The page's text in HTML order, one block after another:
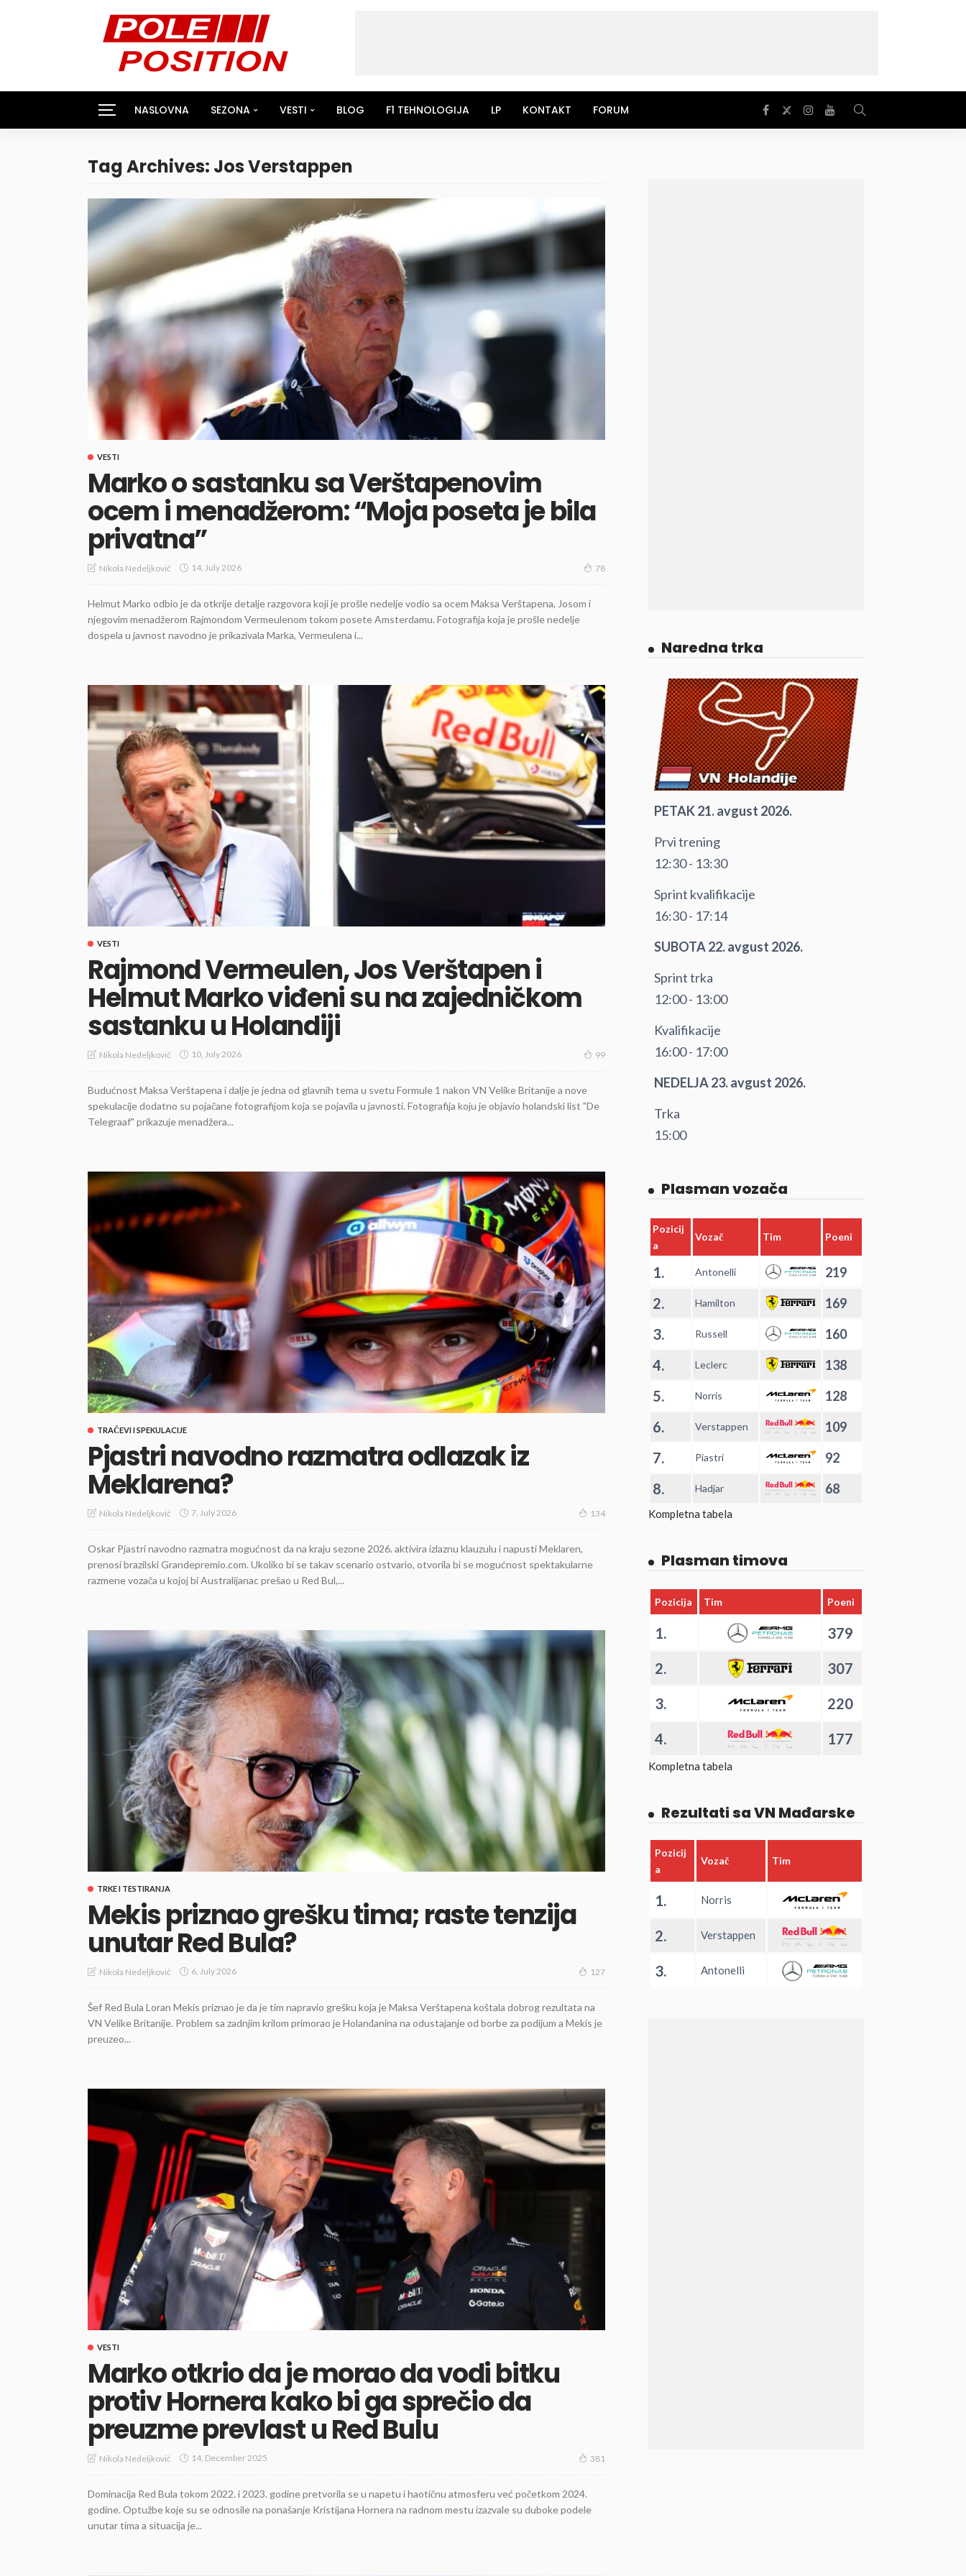
NASLOVNA SEZONA VESTI BLOG F1 TEHNOLOGIJA LP KONTAKT FORUM
Tag Archives: Jos Verstappen
VESTI
Marko o sastanku sa Verštapenovim
ocem i menadžerom: “Moja poseta je bila
privatna”
Nikola Nedeljković 14, July 2026 78
Helmut Marko odbio je da otkrije detalje razgovora koji je prošle nedelje vodio sa ocem Maksa Verštapena, Josom i
njegovim menadžerom Rajmondom Vermeulenom tokom posete Amsterdamu. Fotografija koja je prošle nedelje
dospela u javnost navodno je prikazivala Marka, Vermeulena i...
VESTI
Rajmond Vermeulen, Jos Verštapen i
Helmut Marko viđeni su na zajedničkom
sastanku u Holandiji
Nikola Nedeljković 10, July 2026 99
Budućnost Maksa Verštapena i dalje je jedna od glavnih tema u svetu Formule 1 nakon VN Velike Britanije a nove
spekulacije dodatno su pojačane fotografijom koja se pojavila u javnosti. Fotografija koju je objavio holandski list "De
Telegraaf" prikazuje menadžera...
TRAČEVI I SPEKULACIJE
Pjastri navodno razmatra odlazak iz
Meklarena?
Nikola Nedeljković 7, July 2026 134
Oskar Pjastri navodno razmatra mogućnost da na kraju sezone 2026. aktivira izlaznu klauzulu i napusti Meklaren,
prenosi brazilski Grandepremio.com. Ukoliko bi se takav scenario ostvario, otvorila bi se mogućnost spektakularne
razmene vozača u kojoj bi Australijanac prešao u Red Bul,...
TRKE I TESTIRANJA
Mekis priznao grešku tima; raste tenzija
unutar Red Bula?
Nikola Nedeljković 6, July 2026 127
Šef Red Bula Loran Mekis priznao je da je tim napravio grešku koja je Maksa Verštapena koštala dobrog rezultata na
VN Velike Britanije. Problem sa zadnjim krilom primorao je Holanđanina na odustajanje od borbe za podijum a Mekis je
preuzeo...
VESTI
Marko otkrio da je morao da vodi bitku
protiv Hornera kako bi ga sprečio da
preuzme prevlast u Red Bulu
Nikola Nedeljković 14, December 2025 381
Dominacija Red Bula tokom 2022. i 2023. godine pretvorila se u napetu i haotičnu atmosferu već početkom 2024.
godine. Optužbe koje su se odnosile na ponašanje Kristijana Hornera na radnom mestu izazvale su duboke podele
unutar tima a situacija je...
Naredna trka
PETAK 21. avgust 2026.
Prvi trening
12:30 - 13:30
Sprint kvalifikacije
16:30 - 17:14
SUBOTA 22. avgust 2026.
Sprint trka
12:00 - 13:00
Kvalifikacije
16:00 - 17:00
NEDELJA 23. avgust 2026.
Trka
15:00
Plasman vozača
Pozicij
a
Vozač Tim Poeni
1. Antonelli 219
2. Hamilton 169
3. Russell 160
4. Leclerc 138
5. Norris 128
6. Verstappen 109
7. Piastri 92
8. Hadjar 68
Kompletna tabela
Plasman timova
Pozicija Tim Poeni
1. 379
2. 307
3. 220
4. 177
Kompletna tabela
Rezultati sa VN Mađarske
Pozicij
a
Vozač Tim
1. Norris
2. Verstappen
3. Antonelli